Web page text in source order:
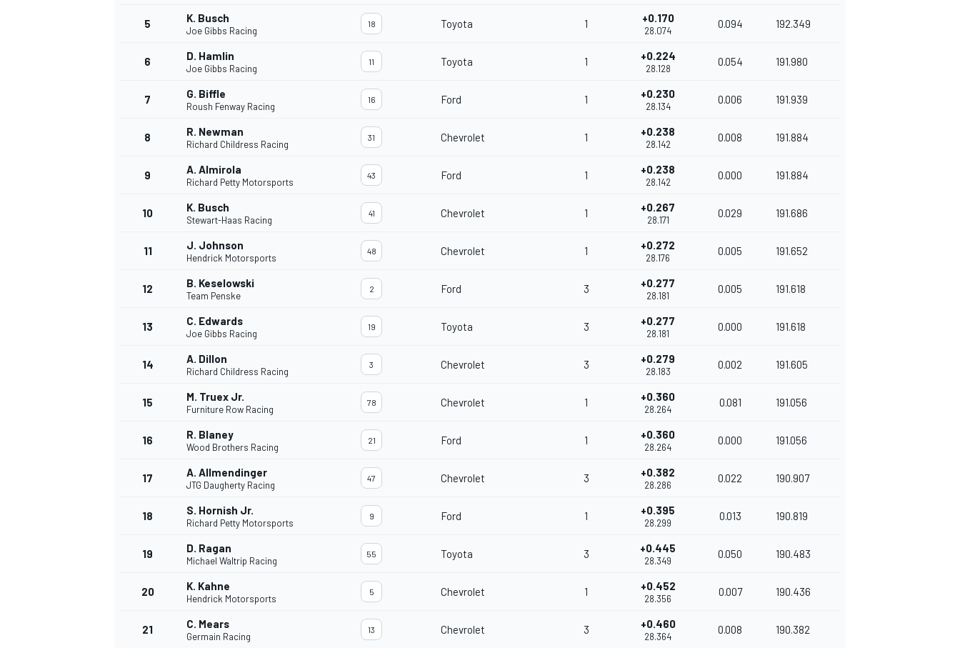
5 K. Busch
Joe Gibbs Racing
18 Toyota 1 +0.170
28.074
0.094 192.349
6 D. Hamlin
Joe Gibbs Racing
11 Toyota 1 +0.224
28.128
0.054 191.980
7 G. Biffle
Roush Fenway Racing
16 Ford 1 +0.230
28.134
0.006 191.939
8 R. Newman
Richard Childress Racing
31 Chevrolet 1 +0.238
28.142
0.008 191.884
9 A. Almirola
Richard Petty Motorsports
43 Ford 1 +0.238
28.142
0.000 191.884
10 K. Busch
Stewart-Haas Racing
41 Chevrolet 1 +0.267
28.171
0.029 191.686
11 J. Johnson
Hendrick Motorsports
48 Chevrolet 1 +0.272
28.176
0.005 191.652
12 B. Keselowski
Team Penske
2 Ford 3 +0.277
28.181
0.005 191.618
13 C. Edwards
Joe Gibbs Racing
19 Toyota 3 +0.277
28.181
0.000 191.618
14 A. Dillon
Richard Childress Racing
3 Chevrolet 3 +0.279
28.183
0.002 191.605
15 M. Truex Jr.
Furniture Row Racing
78 Chevrolet 1 +0.360
28.264
0.081 191.056
16 R. Blaney
Wood Brothers Racing
21 Ford 1 +0.360
28.264
0.000 191.056
17 A. Allmendinger
JTG Daugherty Racing
47 Chevrolet 3 +0.382
28.286
0.022 190.907
18 S. Hornish Jr.
Richard Petty Motorsports
9 Ford 1 +0.395
28.299
0.013 190.819
19 D. Ragan
Michael Waltrip Racing
55 Toyota 3 +0.445
28.349
0.050 190.483
20 K. Kahne
Hendrick Motorsports
5 Chevrolet 1 +0.452
28.356
0.007 190.436
21 C. Mears
Germain Racing
13 Chevrolet 3 +0.460
28.364
0.008 190.382